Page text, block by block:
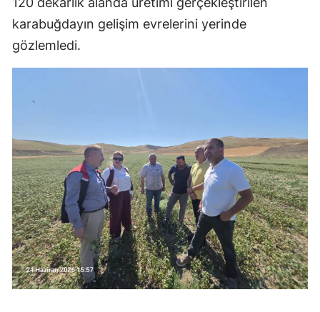
Hakkari
Hatay
İzmir
Kars
Kastamonu
Kayseri
Kırklareli
karabuğdayın gelişim evrelerini yerinde
gözlemledi.